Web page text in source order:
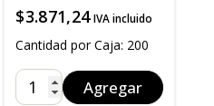
$3.871,24 IVA incluido
Cantidad por Caja: 200
Agregar